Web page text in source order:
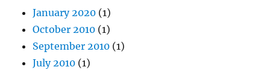
January 2020 (1)
October 2010 (1)
September 2010 (1)
July 2010 (1)